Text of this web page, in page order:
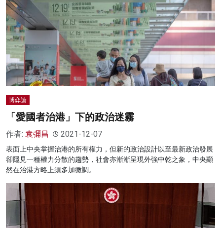
博弈論
「愛國者治港」下的政治迷霧
作者: 袁彌昌 2021-12-07
表面上中央掌握治港的所有權力，但新的政治設計以至最新政治發展
卻隱見一種權力分散的趨勢，社會亦漸漸呈現外強中乾之象，中央顯
然在治港方略上須多加微調。